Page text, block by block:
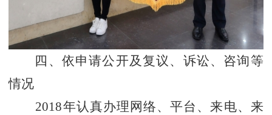
四、依申请公开及复议、诉讼、咨询等
情况
2018年认真办理网络、平台、来电、来